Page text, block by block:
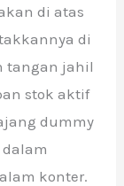
di atas
di
tangan jahil
stok aktif
dummy
konter.